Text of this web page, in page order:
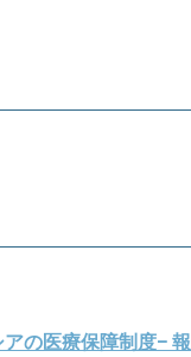
の医療保障制度−